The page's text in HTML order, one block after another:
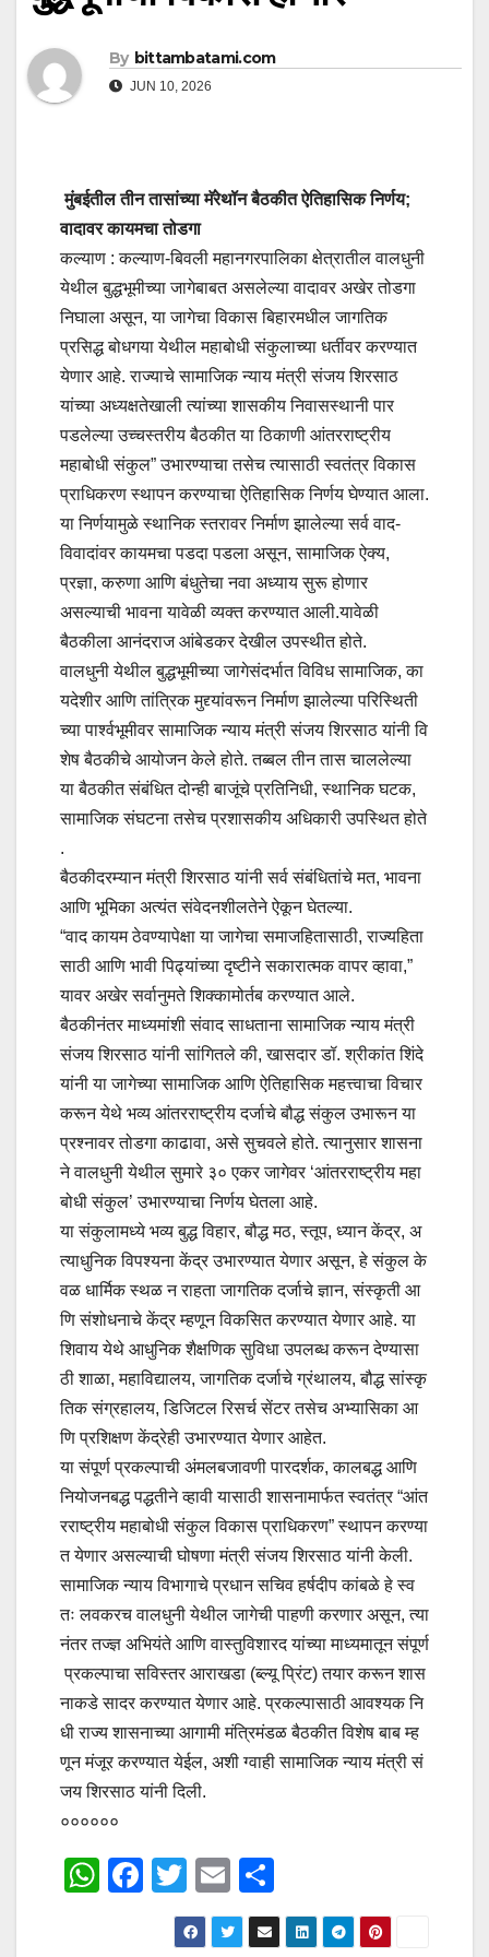
By bittambatami.com
JUN 10, 2026
मुंबईतील तीन तासांच्या मॅरेथॉन बैठकीत ऐतिहासिक निर्णय;
वादावर कायमचा तोडगा
कल्याण : कल्याण-बिवली महानगरपालिका क्षेत्रातील वालधुनी
येथील बुद्धभूमीच्या जागेबाबत असलेल्या वादावर अखेर तोडगा
निघाला असून, या जागेचा विकास बिहारमधील जागतिक
प्रसिद्ध बोधगया येथील महाबोधी संकुलाच्या धर्तीवर करण्यात
येणार आहे. राज्याचे सामाजिक न्याय मंत्री संजय शिरसाठ
यांच्या अध्यक्षतेखाली त्यांच्या शासकीय निवासस्थानी पार
पडलेल्या उच्चस्तरीय बैठकीत या ठिकाणी आंतरराष्ट्रीय
महाबोधी संकुल” उभारण्याचा तसेच त्यासाठी स्वतंत्र विकास
प्राधिकरण स्थापन करण्याचा ऐतिहासिक निर्णय घेण्यात आला.
या निर्णयामुळे स्थानिक स्तरावर निर्माण झालेल्या सर्व वाद-
विवादांवर कायमचा पडदा पडला असून, सामाजिक ऐक्य,
प्रज्ञा, करुणा आणि बंधुतेचा नवा अध्याय सुरू होणार
असल्याची भावना यावेळी व्यक्त करण्यात आली.यावेळी
बैठकीला आनंदराज आंबेडकर देखील उपस्थीत होते.
वालधुनी येथील बुद्धभूमीच्या जागेसंदर्भात विविध सामाजिक, का
यदेशीर आणि तांत्रिक मुद्द्यांवरून निर्माण झालेल्या परिस्थिती
च्या पार्श्वभूमीवर सामाजिक न्याय मंत्री संजय शिरसाठ यांनी वि
शेष बैठकीचे आयोजन केले होते. तब्बल तीन तास चाललेल्या
या बैठकीत संबंधित दोन्ही बाजूंचे प्रतिनिधी, स्थानिक घटक,
सामाजिक संघटना तसेच प्रशासकीय अधिकारी उपस्थित होते
.
बैठकीदरम्यान मंत्री शिरसाठ यांनी सर्व संबंधितांचे मत, भावना
आणि भूमिका अत्यंत संवेदनशीलतेने ऐकून घेतल्या.
“वाद कायम ठेवण्यापेक्षा या जागेचा समाजहितासाठी, राज्यहिता
साठी आणि भावी पिढ्यांच्या दृष्टीने सकारात्मक वापर व्हावा,”
यावर अखेर सर्वानुमते शिक्कामोर्तब करण्यात आले.
बैठकीनंतर माध्यमांशी संवाद साधताना सामाजिक न्याय मंत्री
संजय शिरसाठ यांनी सांगितले की, खासदार डॉ. श्रीकांत शिंदे
यांनी या जागेच्या सामाजिक आणि ऐतिहासिक महत्त्वाचा विचार
करून येथे भव्य आंतरराष्ट्रीय दर्जाचे बौद्ध संकुल उभारून या
प्रश्नावर तोडगा काढावा, असे सुचवले होते. त्यानुसार शासना
ने वालधुनी येथील सुमारे ३० एकर जागेवर ‘आंतरराष्ट्रीय महा
बोधी संकुल’ उभारण्याचा निर्णय घेतला आहे.
या संकुलामध्ये भव्य बुद्ध विहार, बौद्ध मठ, स्तूप, ध्यान केंद्र, अ
त्याधुनिक विपश्यना केंद्र उभारण्यात येणार असून, हे संकुल के
वळ धार्मिक स्थळ न राहता जागतिक दर्जाचे ज्ञान, संस्कृती आ
णि संशोधनाचे केंद्र म्हणून विकसित करण्यात येणार आहे. या
शिवाय येथे आधुनिक शैक्षणिक सुविधा उपलब्ध करून देण्यासा
ठी शाळा, महाविद्यालय, जागतिक दर्जाचे ग्रंथालय, बौद्ध सांस्कृ
तिक संग्रहालय, डिजिटल रिसर्च सेंटर तसेच अभ्यासिका आ
णि प्रशिक्षण केंद्रेही उभारण्यात येणार आहेत.
या संपूर्ण प्रकल्पाची अंमलबजावणी पारदर्शक, कालबद्ध आणि
नियोजनबद्ध पद्धतीने व्हावी यासाठी शासनामार्फत स्वतंत्र “आंत
रराष्ट्रीय महाबोधी संकुल विकास प्राधिकरण” स्थापन करण्या
त येणार असल्याची घोषणा मंत्री संजय शिरसाठ यांनी केली.
सामाजिक न्याय विभागाचे प्रधान सचिव हर्षदीप कांबळे हे स्व
तः लवकरच वालधुनी येथील जागेची पाहणी करणार असून, त्या
नंतर तज्ज्ञ अभियंते आणि वास्तुविशारद यांच्या माध्यमातून संपूर्ण
प्रकल्पाचा सविस्तर आराखडा (ब्ल्यू प्रिंट) तयार करून शास
नाकडे सादर करण्यात येणार आहे. प्रकल्पासाठी आवश्यक नि
धी राज्य शासनाच्या आगामी मंत्रिमंडळ बैठकीत विशेष बाब म्ह
णून मंजूर करण्यात येईल, अशी ग्वाही सामाजिक न्याय मंत्री सं
जय शिरसाठ यांनी दिली.
००००००
W
F
T
wi
tt
E
m
ail
h
ar